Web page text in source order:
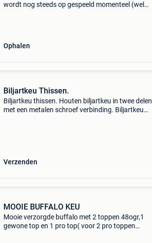
wordt nog steeds op gespeeld momenteel (wel
Ophalen
Biljartkeu Thissen.
Biljartkeu thissen. Houten biljartkeu in twee delen
met een metalen schroef verbinding. Biljartkeu
Verzenden
MOOIE BUFFALO KEU
Mooie verzorgde buffalo met 2 toppen 48ogr,1
gewone top en 1 pro top( voor 2 pro toppen